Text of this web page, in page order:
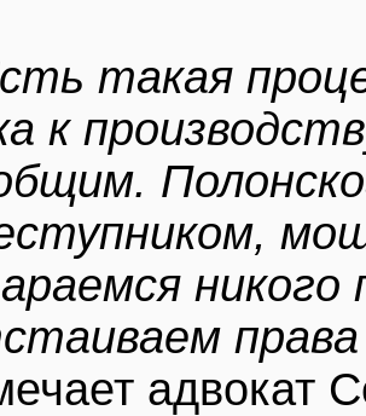
такая
к
никого
адвокат